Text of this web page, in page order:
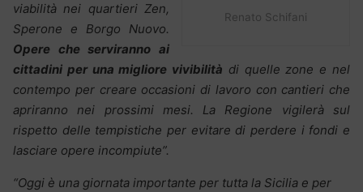
Renato Schifani
viabilità nei quartieri Zen,
Sperone e Borgo Nuovo.
Opere che serviranno ai
cittadini per una migliore vivibilità di quelle zone e nel
contempo per creare occasioni di lavoro con cantieri che
apriranno nei prossimi mesi. La Regione vigilerà sul
rispetto delle tempistiche per evitare di perdere i fondi e
lasciare opere incompiute”.
“Oggi è una giornata importante per tutta la Sicilia e per